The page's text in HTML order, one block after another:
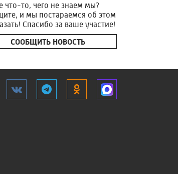
что-то, чего не знаем мы?
и мы постараемся об этом
Спасибо за ваше участие!
СООБЩИТЬ НОВОСТЬ